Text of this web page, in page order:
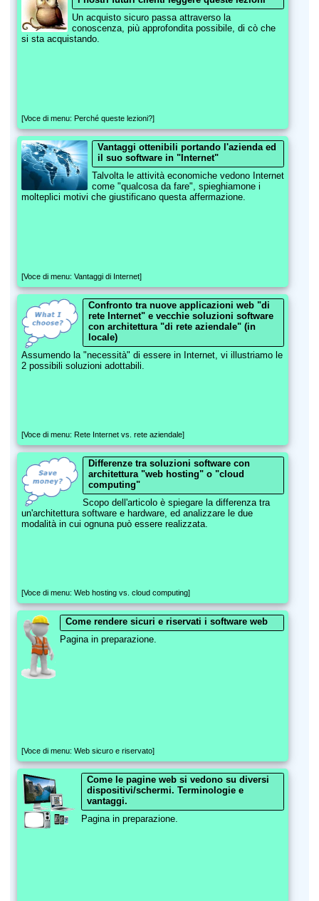
Un acquisto sicuro passa attraverso la
conoscenza, più approfondita possibile, di cò che
si sta acquistando.
[Voce di menu: Perché queste lezioni?]
Vantaggi ottenibili portando l'azienda ed
il suo software in "Internet"
Talvolta le attività economiche vedono Internet
come "qualcosa da fare", spieghiamone i
molteplici motivi che giustificano questa affermazione.
[Voce di menu: Vantaggi di Internet]
Confronto tra nuove applicazioni web "di
rete Internet" e vecchie soluzioni software
con architettura "di rete aziendale" (in
locale)
Assumendo la "necessità" di essere in Internet, vi illustriamo le
2 possibili soluzioni adottabili.
[Voce di menu: Rete Internet vs. rete aziendale]
Differenze tra soluzioni software con
architettura "web hosting" o "cloud
computing"
Scopo dell'articolo è spiegare la differenza tra
un'architettura software e hardware, ed analizzare le due
modalità in cui ognuna può essere realizzata.
[Voce di menu: Web hosting vs. cloud computing]
Come rendere sicuri e riservati i software web
Pagina in preparazione.
[Voce di menu: Web sicuro e riservato]
Come le pagine web si vedono su diversi
dispositivi/schermi. Terminologie e
vantaggi.
Pagina in preparazione.